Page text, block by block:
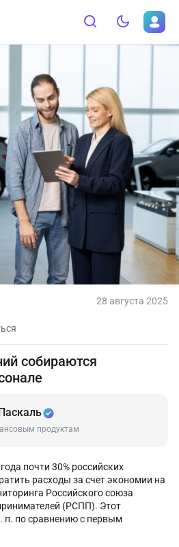
28 августа 2025
собираются
продуктам
почти 30% российских
расходы за счет экономии на
Российского союза
(РСПП). Этот
п. по сравнению с первым